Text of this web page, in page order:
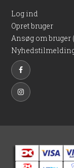
Log ind
Opret bruger
Ansøg om bruger